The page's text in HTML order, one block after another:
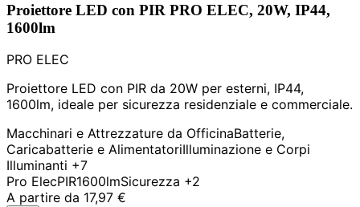
Proiettore LED con PIR PRO ELEC, 20W, IP44,
1600lm
PRO ELEC
Proiettore LED con PIR da 20W per esterni, IP44,
1600lm, ideale per sicurezza residenziale e commerciale.
Macchinari e Attrezzature da OfficinaBatterie,
Caricabatterie e AlimentatoriIlluminazione e Corpi
Illuminanti +7
Pro ElecPIR1600lmSicurezza +2
A partire da 17,97 €